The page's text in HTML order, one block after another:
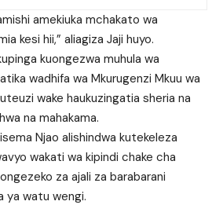
amekiuka mchakato wa
kesi hii,” aliagiza Jaji huyo.
kuongezwa muhula wa
wadhifa wa Mkurugenzi Mkuu wa
wake haukuzingatia sheria na
na mahakama.
Njao alishindwa kutekeleza
wakati wa kipindi chake cha
za ajali za barabarani
ya watu wengi.